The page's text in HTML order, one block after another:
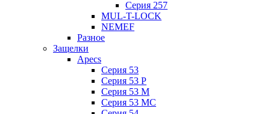
Серия 257
MUL-T-LOCK
NEMEF
Разное
Защелки
Apecs
Серия 53
Серия 53 P
Серия 53 М
Серия 53 МC